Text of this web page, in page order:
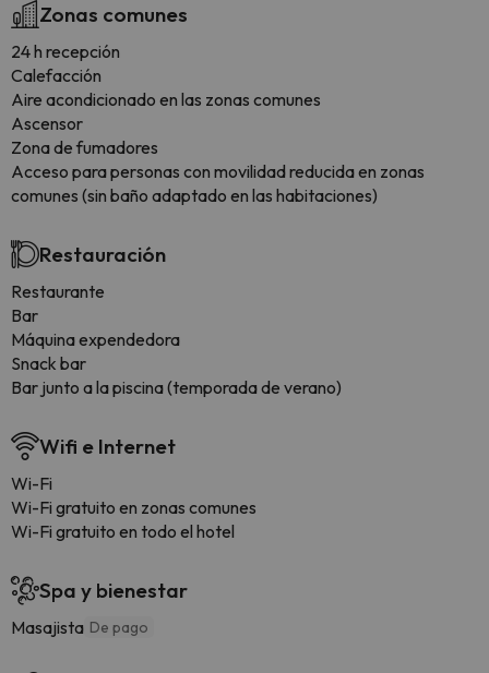
Zonas comunes
24 h recepción
Calefacción
Aire acondicionado en las zonas comunes
Ascensor
Zona de fumadores
Acceso para personas con movilidad reducida en zonas
comunes (sin baño adaptado en las habitaciones)
Restauración
Restaurante
Bar
Máquina expendedora
Snack bar
Bar junto a la piscina (temporada de verano)
Wifi e Internet
Wi-Fi
Wi-Fi gratuito en zonas comunes
Wi-Fi gratuito en todo el hotel
Spa y bienestar
Masajista De pago